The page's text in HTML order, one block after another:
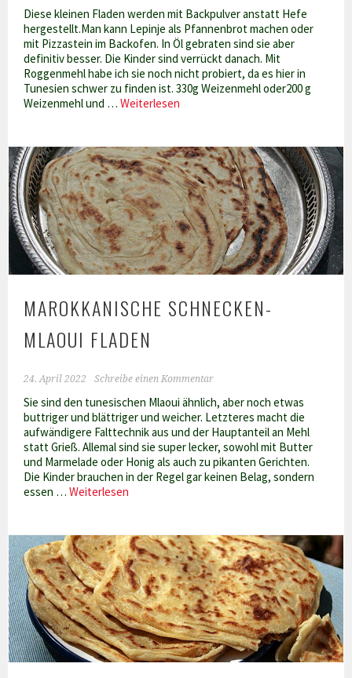
Diese kleinen Fladen werden mit Backpulver anstatt Hefe
hergestellt.Man kann Lepinje als Pfannenbrot machen oder
mit Pizzastein im Backofen. In Öl gebraten sind sie aber
definitiv besser. Die Kinder sind verrückt danach. Mit
Roggenmehl habe ich sie noch nicht probiert, da es hier in
Tunesien schwer zu finden ist. 330g Weizenmehl oder200 g
Weizenmehl und …Weiterlesen
albanische
Fladenbrote
MAROKKANISCHE SCHNECKEN-
MLAOUI FLADEN
24. April 2022 Schreibe einen Kommentar
Sie sind den tunesischen Mlaoui ähnlich, aber noch etwas
buttriger und blättriger und weicher. Letzteres macht die
aufwändigere Falttechnik aus und der Hauptanteil an Mehl
statt Grieß. Allemal sind sie super lecker, sowohl mit Butter
und Marmelade oder Honig als auch zu pikanten Gerichten.
Die Kinder brauchen in der Regel gar keinen Belag, sondern
essen …Weiterlesen
Fladen